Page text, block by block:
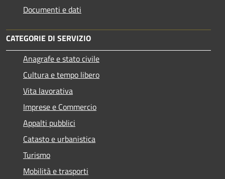
Documenti e dati
CATEGORIE DI SERVIZIO
Anagrafe e stato civile
Cultura e tempo libero
Vita lavorativa
Imprese e Commercio
Appalti pubblici
Catasto e urbanistica
Turismo
Mobilità e trasporti